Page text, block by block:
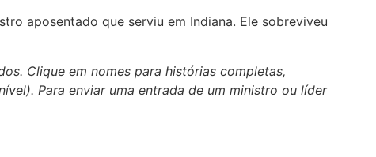
aposentado que serviu em Indiana. Ele sobreviveu
Clique em nomes para histórias completas,
Para enviar uma entrada de um ministro ou líder